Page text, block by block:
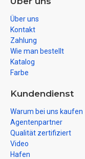
Über uns
Kontakt
Zahlung
Wie man bestellt
Katalog
Farbe
Kundendienst
Warum bei uns kaufen
Agentenpartner
Qualität zertifiziert
Video
Hafen